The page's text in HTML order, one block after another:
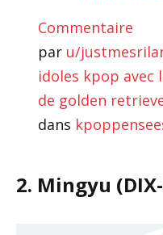
Commentaire
par u/
idoles kpop avec
de golden
dans
2. Mingyu (DIX-